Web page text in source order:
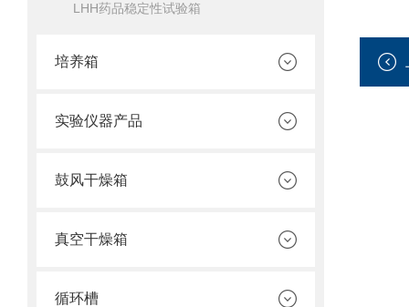
LHH药品稳定性试验箱
培养箱
实验仪器产品
鼓风干燥箱
真空干燥箱
循环槽